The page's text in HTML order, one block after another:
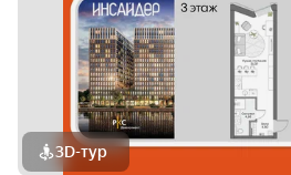
3D-тур